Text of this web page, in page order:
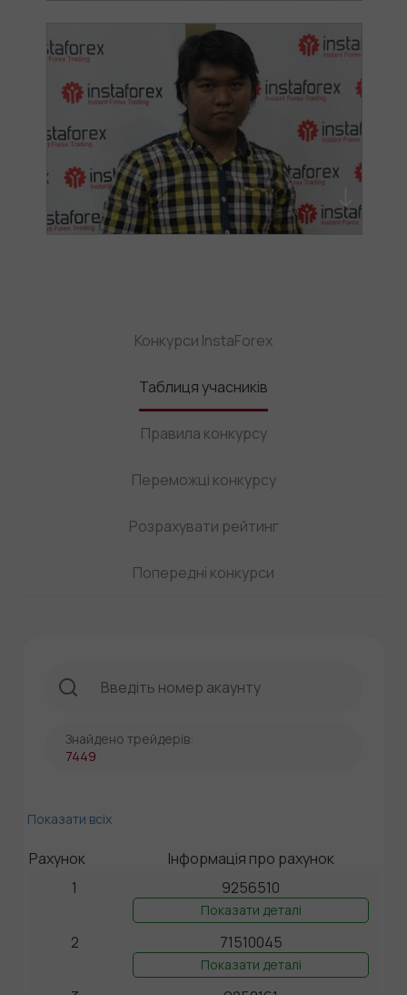
Конкурси InstaForex
Таблиця учасників
Правила конкурсу
Переможці конкурсу
Розрахувати рейтинг
Попередні конкурси
Знайдено трейдерів:
7449
Показати всіх
Рахунок
Інформація про рахунок
1
9256510
Показати деталі
2 71510045
Показати деталі